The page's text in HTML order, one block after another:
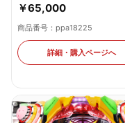
￥65,000
商品番号：ppa18225
詳細・購入ページへ